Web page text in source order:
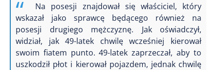
Na posesji znajdował się właściciel, który
wskazał jako sprawcę będącego również na
posesji drugiego mężczyznę. Jak oświadczył,
widział, jak 49-latek chwilę wcześniej kierował
swoim fiatem punto. 49-latek zaprzeczał, aby to
uszkodził płot i kierował pojazdem, jednak chwilę